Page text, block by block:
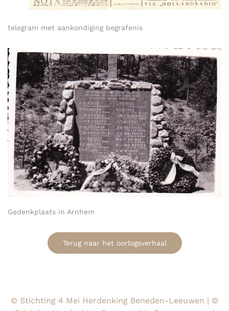
telegram met aankondiging begrafenis
Gedenkplaats in Arnhem
Terug naar het oorlogsverhaal
© Stichting 4 Mei Herdenking Beneden-Leeuwen | ©